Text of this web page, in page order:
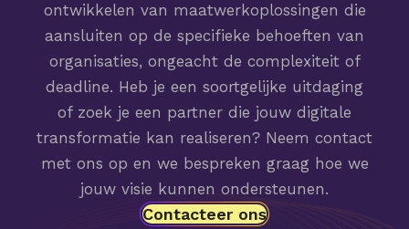
ontwikkelen van maatwerkoplossingen die
aansluiten op de specifieke behoeften van
organisaties, ongeacht de complexiteit of
deadline. Heb je een soortgelijke uitdaging
of zoek je een partner die jouw digitale
transformatie kan realiseren? Neem contact
met ons op en we bespreken graag hoe we
jouw visie kunnen ondersteunen.
Contacteer ons